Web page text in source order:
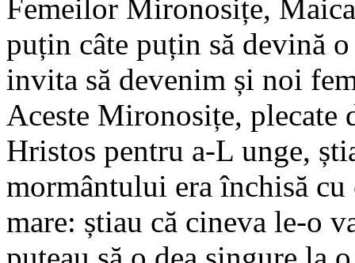
Femeilor Mironosițe,
puțin câte puțin să devină
invita să devenim și noi
Aceste Mironosițe,
Hristos pentru a-L unge,
mormântului era închisă
mare: știau că cineva le-o